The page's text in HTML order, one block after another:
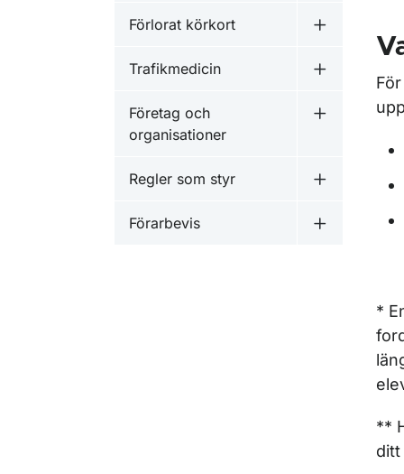
Förlorat körkort
Trafikmedicin
Företag och
organisationer
Undermeny
Regler som styr
Undermeny
Förarbevis
Undermeny
*
**
ditt